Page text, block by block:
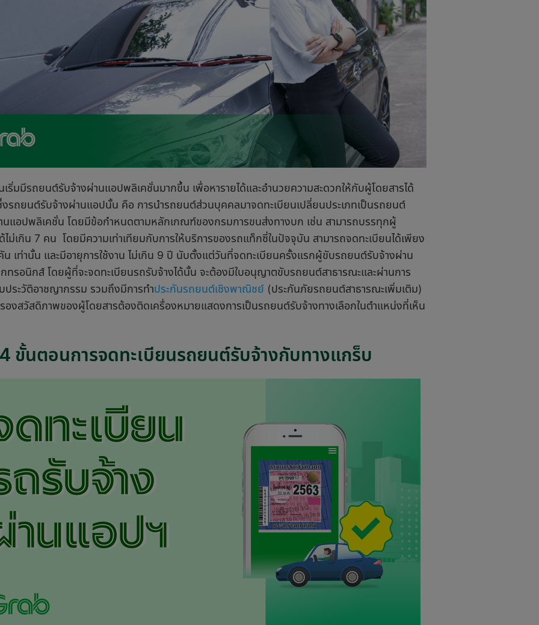
เริ่มมีรถยนต์รับจ้างผ่านแอปพลิเคชั่นมากขึ้น เพื่อหารายได้และอำนวยความสะดวกให้กับผู้โดยสารได้
รถยนต์รับจ้างผ่านแอปนั้น คือ การนำรถยนต์ส่วนบุคคลมาจดทะเบียนเปลี่ยนประเภทเป็นรถยนต์
นแอปพลิเคชั่น โดยมีข้อกำหนดตามหลักเกณฑ์ของกรมการขนส่งทางบก เช่น สามารถบรรทุกผู้
ด้ไม่เกิน 7 คน โดยมีความเท่าเทียมกับการให้บริการของรถแท็กซี่ในปัจจุบัน สามารถจดทะเบียนได้เพียง
น เท่านั้น และมีอายุการใช้งาน ไม่เกิน 9 ปี นับตั้งแต่วันที่จดทะเบียนครั้งแรกผู้ขับรถยนต์รับจ้างผ่าน
กทรอนิกส์ โดยผู้ที่จะจดทะเบียนรถรับจ้างได้นั้น จะต้องมีใบอนุญาตขับรถยนต์สาธารณะและผ่านการ
ประวัติอาชญากรรม รวมถึงมีการทำประกันรถยนต์เชิงพาณิชย์ (ประกันภัยรถยนต์สาธารณะเพิ่มเติม)
องสวัสดิภาพของผู้โดยสารต้องติดเครื่องหมายแสดงการเป็นรถยนต์รับจ้างทางเลือกในตำแหน่งที่เห็น
ขั้นตอนการจดทะเบียนรถยนต์รับจ้างกับทางแกร็บ